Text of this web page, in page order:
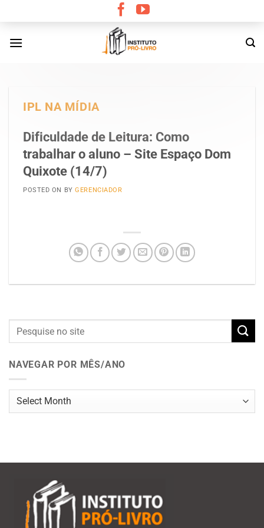
content
IPL NA MÍDIA
Dificuldade de Leitura: Como
trabalhar o aluno – Site Espaço Dom
Quixote (14/7)
POSTED ON BYGERENCIADOR
NAVEGAR POR MÊS/ANO
Navegar